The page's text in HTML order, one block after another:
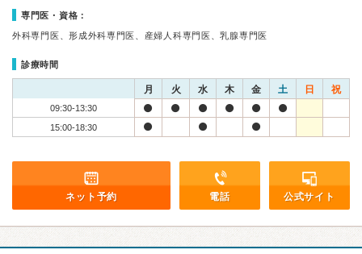
専門医・資格：
外科専門医、形成外科専門医、産婦人科専門医、乳腺専門医
診療時間
月 火 水 木 金 土 日 祝
09:30-13:30
15:00-18:30
ネット予約 電話 公式サイト